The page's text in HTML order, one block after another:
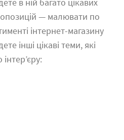
— малювати по
інтернет-магазину
інші цікаві теми, які